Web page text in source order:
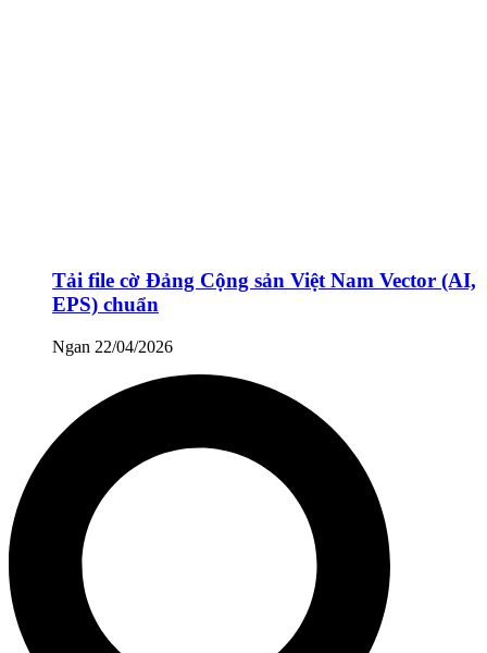
Tải file cờ Đảng Cộng sản Việt Nam Vector (AI,
EPS) chuẩn
Ngan 22/04/2026